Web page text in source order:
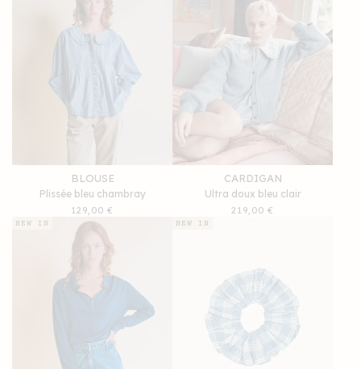
BLOUSE
Plissée bleu chambray
Prix
habituel
129,00 €
CARDIGAN
Ultra doux bleu clair
Prix
219,00 €
NEW IN NEW IN